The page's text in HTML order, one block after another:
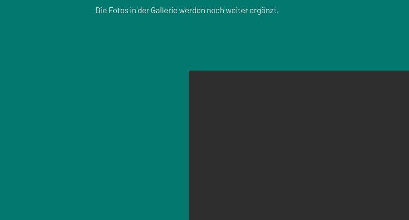
Die Fotos in der Gallerie werden noch weiter ergänzt.